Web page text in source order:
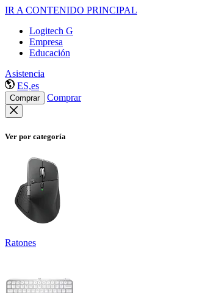
IR A CONTENIDO PRINCIPAL
Logitech G
Empresa
Educación
Asistencia
ES,es
Comprar Comprar
Ver por categoría
Ratones